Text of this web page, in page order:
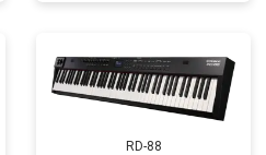
RD-88